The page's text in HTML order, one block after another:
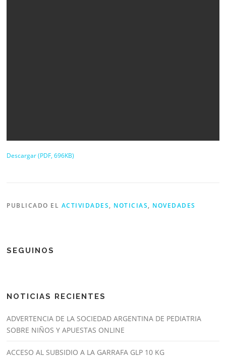
Descargar (PDF, 696KB)
PUBLICADO EL ACTIVIDADES, NOTICIAS, NOVEDADES
SEGUINOS
NOTICIAS RECIENTES
ADVERTENCIA DE LA SOCIEDAD ARGENTINA DE PEDIATRIA
SOBRE NIÑOS Y APUESTAS ONLINE
ACCESO AL SUBSIDIO A LA GARRAFA GLP 10 KG